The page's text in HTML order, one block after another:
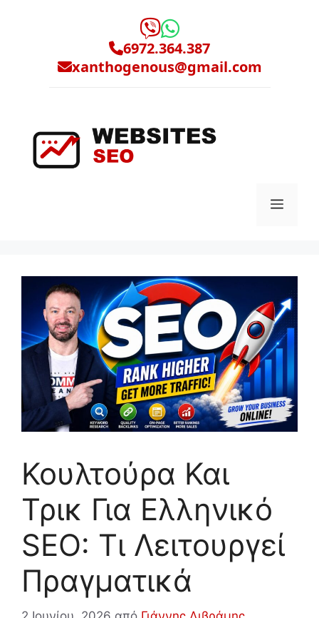
6972.364.387
xanthogenous@gmail.com
Κουλτούρα Και
Τρικ Για Ελληνικό
SEO: Τι Λειτουργεί
Πραγματικά